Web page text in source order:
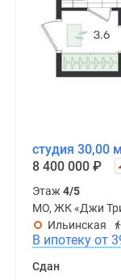
студия 30,00 м
8 400 000 ₽
Этаж4/5
МО, ЖК «Джи
Ильинская
В
Сдан